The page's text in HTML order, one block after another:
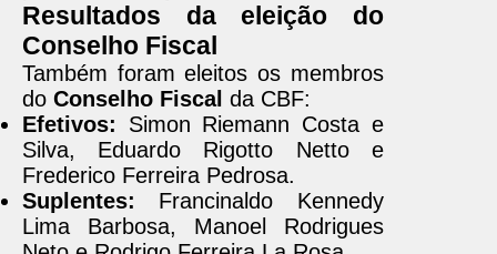
Resultados da eleição do
Conselho Fiscal
Também foram eleitos os membros
do Conselho Fiscal da CBF:
Efetivos: Simon Riemann Costa e
Silva, Eduardo Rigotto Netto e
Frederico Ferreira Pedrosa.
Suplentes: Francinaldo Kennedy
Lima Barbosa, Manoel Rodrigues